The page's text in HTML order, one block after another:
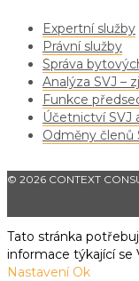
Expertní služby
Právní služby
Správa
Analýza SVJ –
Funkce
Účetnictví SVJ
Odměny členů
© 2026 CONTEXT
Tato stránka
informace týkající se
Nastavení Ok